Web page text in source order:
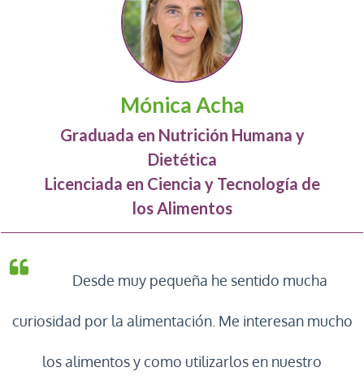
Mónica Acha
Graduada en Nutrición Humana y
Dietética
Licenciada en Ciencia y Tecnología de
los Alimentos
Desde muy pequeña he sentido mucha
curiosidad por la alimentación. Me interesan mucho
los alimentos y como utilizarlos en nuestro